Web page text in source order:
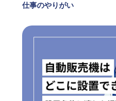
仕事のやりがい